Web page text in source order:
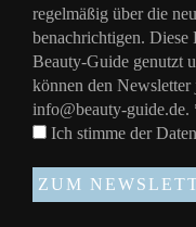
regelmäßig über die
benachrichtigen. Diese
Beauty-Guide genutzt
können den Newsletter
info@beauty-guide.de.
Ich stimme der